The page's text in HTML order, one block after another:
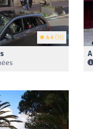
4.4 (13)